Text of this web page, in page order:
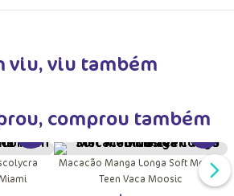
viu, viu também
comprou também